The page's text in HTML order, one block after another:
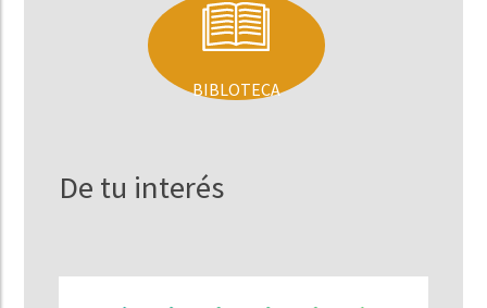
BIBLOTECA
De tu interés